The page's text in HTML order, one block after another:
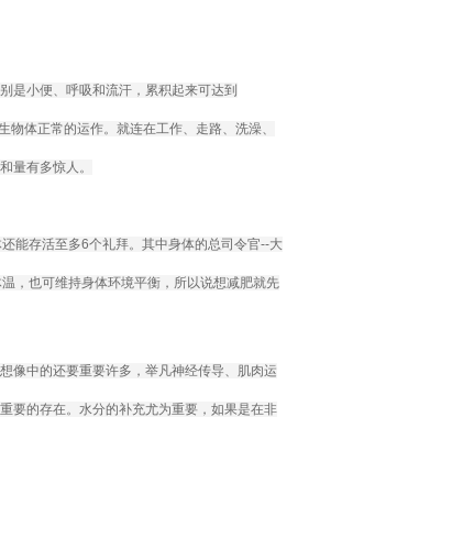
是小便、呼吸和流汗，累积起来可达到
体正常的运作。就连在工作、走路、洗澡、
量有多惊人。
能存活至多6个礼拜。其中身体的总司令官--大
，也可维持身体环境平衡，所以说想减肥就先
像中的还要重要许多，举凡神经传导、肌肉运
要的存在。水分的补充尤为重要，如果是在非